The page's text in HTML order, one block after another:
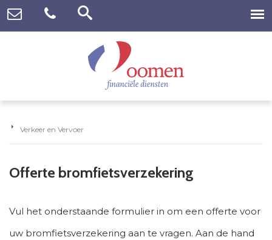
Verkeer en Vervoer
Offerte bromfietsverzekering
Vul het onderstaande formulier in om een offerte voor
uw bromfietsverzekering aan te vragen. Aan de hand